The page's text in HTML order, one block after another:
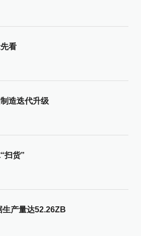
看
造迭代升级
扫货”
产量达52.26ZB